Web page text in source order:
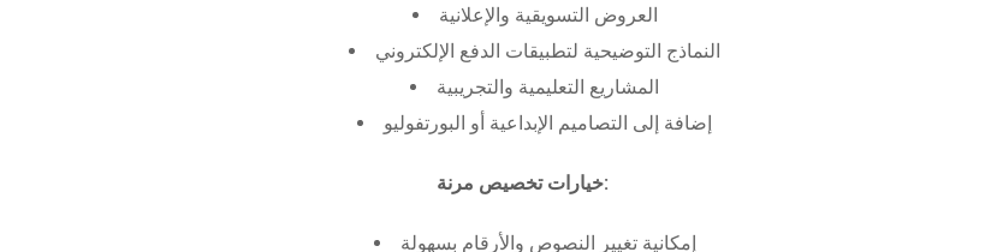
العروض التسويقية والإعلانية
النماذج التوضيحية لتطبيقات الدفع الإلكتروني
المشاريع التعليمية والتجريبية
إضافة إلى التصاميم الإبداعية أو البورتفوليو
خيارات تخصيص مرنة:
إمكانية تغيير النصوص والأرقام بسهولة